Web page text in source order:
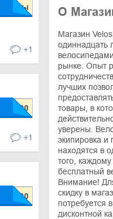
+1
+1
О
Магазин
одиннадцать
рынке. Опыт
лучших
товары, в
уверены.
экипировка и
находятся в
того,
бесплатный
Внимание!
скидку в
потребуется
дисконтной